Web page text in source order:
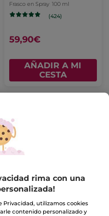
Frasco en Spray 100 ml
(424)
59,90€
AÑADIR A MI
CESTA
Noir - 100 ml
Frasco 100 ml
(534)
rima con una
Privacidad, utilizamos cookies
contenido personalizado y